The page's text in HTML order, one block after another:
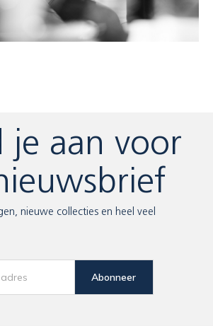
je aan voor
nieuwe collecties en heel veel
Abonneer